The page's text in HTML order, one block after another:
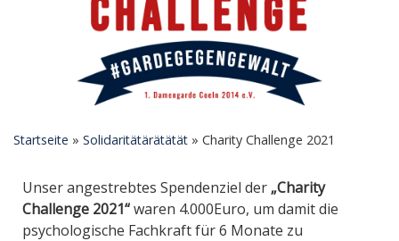
Startseite » Solidaritätärätätät » Charity Challenge 2021
Unser angestrebtes Spendenziel der „Charity
Challenge 2021“waren 4.000Euro, um damit die
psychologische Fachkraft für 6 Monate zu